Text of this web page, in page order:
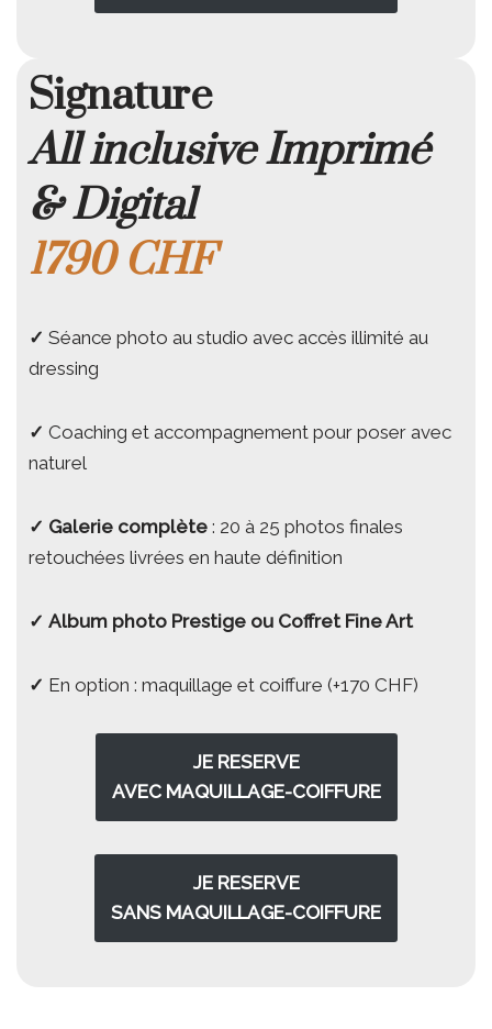
Signature
All inclusive Imprimé
& Digital
1790 CHF
✓ Séance photo au studio avec accès illimité au
dressing
✓ Coaching et accompagnement pour poser avec
naturel
✓ Galerie complète: 20 à 25 photos finales
retouchées livrées en haute définition
✓ Album photo Prestige ou Coffret Fine Art
✓ En option : maquillage et coiffure (+170 CHF)
JE RESERVE
AVECMAQUILLAGE-COIFFURE
JE RESERVE
SANS MAQUILLAGE-COIFFURE